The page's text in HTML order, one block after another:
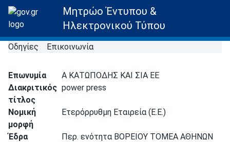
Μητρώο Έντυπου &
Ηλεκτρονικού Τύπου
Οδηγίες Επικοινωνία
Επωνυμία
Α ΚΑΤΩΠΟΔΗΣ ΚΑΙ ΣΙΑ ΕΕ
Διακριτικός
τίτλος
power press
Νομική
μορφή
Ετερόρρυθμη Εταιρεία (Ε.Ε.)
Έδρα
Περ. ενότητα ΒΟΡΕΙΟΥ ΤΟΜΕΑ ΑΘΗΝΩΝ